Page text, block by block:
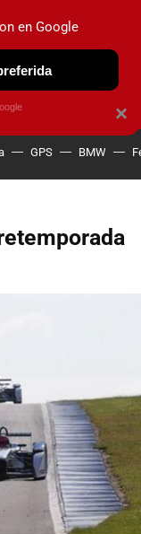
GPS BMW
×
en Google